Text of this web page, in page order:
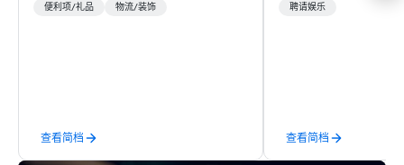
booth giveaways and branded apparel
years of industry experience and
commitment to exceptional customer
便利项/礼品 物流/装饰
查看简档
performances using
聘请娱乐
查看简档